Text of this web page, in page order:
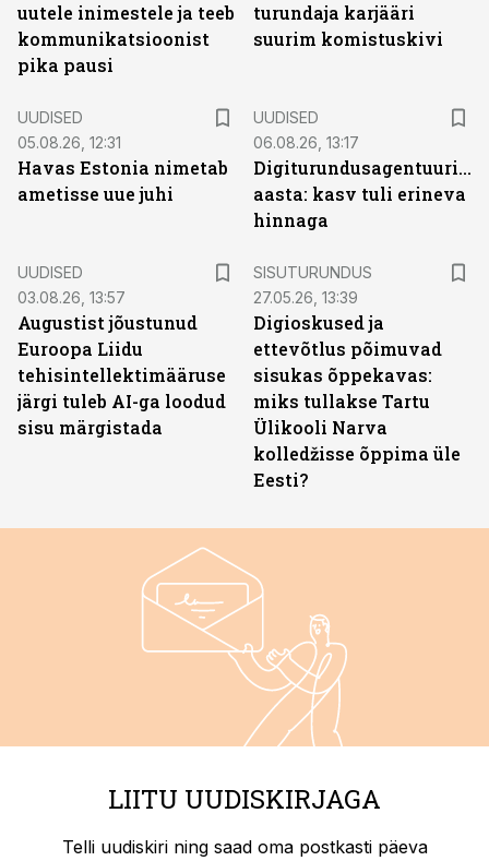
uutele inimestele ja teeb
kommunikatsioonist
pika pausi
turundaja karjääri
suurim komistuskivi
UUDISED
05.08.26, 12:31
Havas Estonia nimetab
ametisse uue juhi
UUDISED
06.08.26, 13:17
Digiturundusagentuuride
aasta: kasv tuli erineva
hinnaga
UUDISED
03.08.26, 13:57
Augustist jõustunud
Euroopa Liidu
tehisintellektimääruse
järgi tuleb AI-ga loodud
sisu märgistada
SISUTURUNDUS
27.05.26, 13:39
Digioskused ja
ettevõtlus põimuvad
sisukas õppekavas:
miks tullakse Tartu
Ülikooli Narva
kolledžisse õppima üle
Eesti?
LIITU UUDISKIRJAGA
Telli uudiskiri ning saad oma postkasti päeva